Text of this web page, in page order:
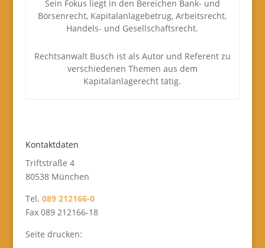
Sein Fokus liegt in den Bereichen Bank- und
Börsenrecht, Kapitalanlagebetrug, Arbeitsrecht,
Handels- und Gesellschaftsrecht.
Rechtsanwalt Busch ist als Autor und Referent zu
verschiedenen Themen aus dem
Kapitalanlagerecht tätig.
Kontaktdaten
Triftstraße 4
80538 München
Tel. 089 212166-0
Fax 089 212166-18
Seite drucken: